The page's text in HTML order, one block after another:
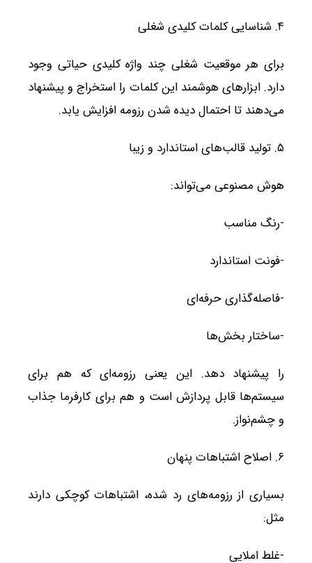
۴. شناسایی کلمات کلیدی شغلی
برای هر موقعیت شغلی چند واژه کلیدی حیاتی وجود
دارد. ابزارهای هوشمند این کلمات را استخراج و پیشنهاد
می‌دهند تا احتمال دیده شدن رزومه افزایش یابد.
۵. تولید قالب‌های استاندارد و زیبا
هوش مصنوعی می‌تواند:
-رنگ مناسب
-فونت استاندارد
-فاصله‌گذاری حرفه‌ای
-ساختار بخش‌ها
را پیشنهاد دهد. این یعنی رزومه‌ای که هم برای
سیستم‌ها قابل پردازش است و هم برای کارفرما جذاب
و چشم‌نواز.
۶. اصلاح اشتباهات پنهان
بسیاری از رزومه‌های رد شده، اشتباهات کوچکی دارند
مثل:
-غلط املایی